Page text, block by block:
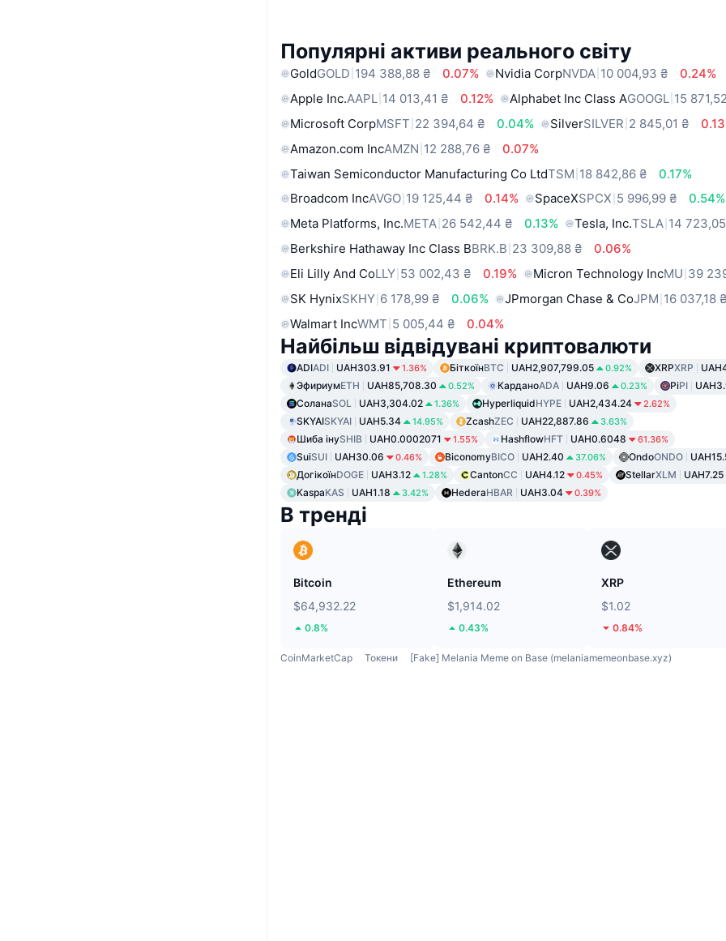
Популярні активи реального світу
GoldGOLD 194 388,88 ₴ 0.07% Nvidia CorpNVDA 10 004,93 ₴
0.24%
Apple Inc.AAPL 14 013,41 ₴ 0.12% Alphabet Inc Class AGOOGL 15
Microsoft CorpMSFT 22 394,64 ₴ 0.04% SilverSILVER 2 845,01 ₴
Amazon.com IncAMZN 12 288,76 ₴
0.07%
Taiwan Semiconductor Manufacturing Co LtdTSM 18 842,86 ₴
0.17%
Broadcom IncAVGO 19 125,44 ₴ 0.14% SpaceXSPCX 5 996,99 ₴
0.54%
Meta Platforms, Inc.META 26 542,44 ₴ 0.13% Tesla, Inc.TSLA 14
Berkshire Hathaway Inc Class BBRK.B 23 309,88 ₴
0.06%
Eli Lilly And CoLLY 53 002,43 ₴ 0.19% Micron Technology IncMU 39
SK HynixSKHY 6 178,99 ₴ 0.06% JPmorgan Chase & CoJPM 16 037,18
Walmart IncWMT 5 005,44 ₴ 0.04%
Найбільш відвідувані криптовалюти
ADIADI UAH303.91 1.36% БіткоїнBTC UAH2,907,799.05 0.92% XRPXRP
ЭфириумETH UAH85,708.30 0.52% КарданоADA UAH9.06 0.23% PiPI
СоланаSOL UAH3,304.02 1.36% HyperliquidHYPE UAH2,434.24 2.62%
SKYAISKYAI UAH5.34 14.95% ZcashZEC UAH22,887.86 3.63%
Шиба інуSHIB UAH0.0002071 1.55% HashflowHFT UAH0.6048 61.36%
SuiSUI UAH30.06 0.46% BiconomyBICO UAH2.40 37.06% OndoONDO
ДогікоїнDOGE UAH3.12 1.28% CantonCC UAH4.12 0.45% StellarXLM
UAH7.25
KaspaKAS UAH1.18 3.42% HederaHBAR UAH3.04 0.39%
В тренді
Bitcoin
$64,932.22
0.8%
Ethereum
$1,914.02
0.43%
XRP
$1.02
0.84%
CoinMarketCap Токени [Fake] Melania Meme on Base (melaniamemeonbase.xyz)